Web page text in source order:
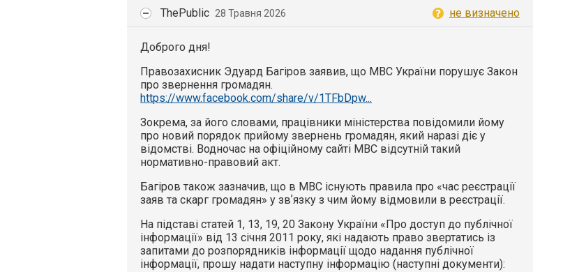
ThePublic 28 Травня 2026 не визначено
Доброго дня!
Правозахисник Эдуард Багіров заявив, що МВС України порушує Закон
про звернення громадян.
https://www.facebook.com/share/v/1TFbDpw...
Зокрема, за його словами, працівники міністерства повідомили йому
про новий порядок прийому звернень громадян, який наразі діє у
відомстві. Водночас на офіційному сайті МВС відсутній такий
нормативно-правовий акт.
Багіров також зазначив, що в МВС існують правила про «час реєстрації
заяв та скарг громадян» у звʼязку з чим йому відмовили в реєстрації.
На підставі статей 1, 13, 19, 20 Закону України «Про доступ до публічної
інформації» від 13 січня 2011 року, які надають право звертатись із
запитами до розпорядників інформації щодо надання публічної
інформації, прошу надати наступну інформацію (наступні документи):